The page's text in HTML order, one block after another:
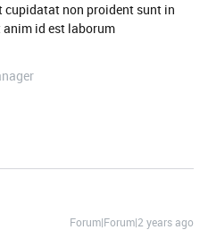
cupidatat non proident sunt in
id est laborum
Forum|Forum|2 years ago